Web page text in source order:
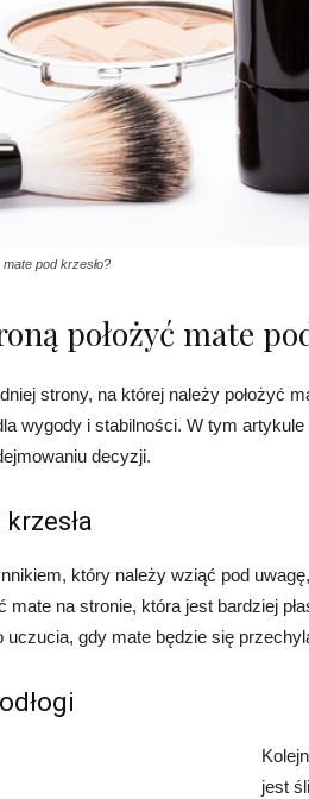
pod krzesło?
położyć mate
strony, na której należy położyć
wygody i stabilności. W tym
decyzji.
który należy wziąć pod
mate na stronie, która jest bardziej
uczucia, gdy mate będzie się
jest